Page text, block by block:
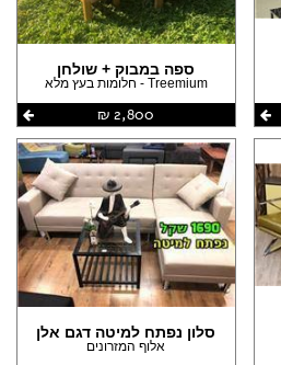
ספה במבוק + שולחן
Treemium - חלומות בעץ מלא
2,800 ‏₪
סלון נפתח למיטה דגם אלן
אלוף המזרונים